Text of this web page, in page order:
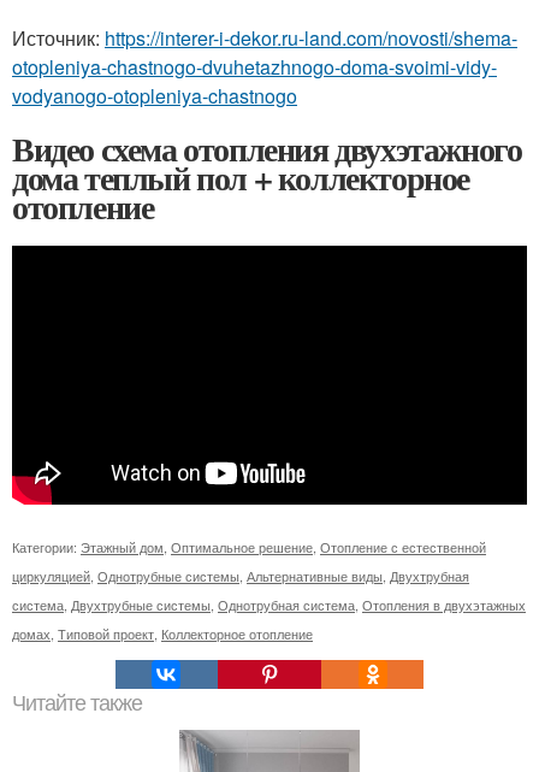
Источник: https://interer-i-dekor.ru-land.com/novosti/shema-
otopleniya-chastnogo-dvuhetazhnogo-doma-svoimi-vidy-
vodyanogo-otopleniya-chastnogo
Видео схема отопления двухэтажного
дома теплый пол + коллекторное
отопление
Категории: Этажный дом Оптимальное решение Отопление с естественной
циркуляцией Однотрубные системы Альтернативные виды Двухтрубная
система Двухтрубные системы Однотрубная система Отопления в двухэтажных
домах Типовой проект Коллекторное отопление
Читайте также